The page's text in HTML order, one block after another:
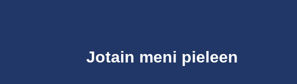
Jotain meni pieleen